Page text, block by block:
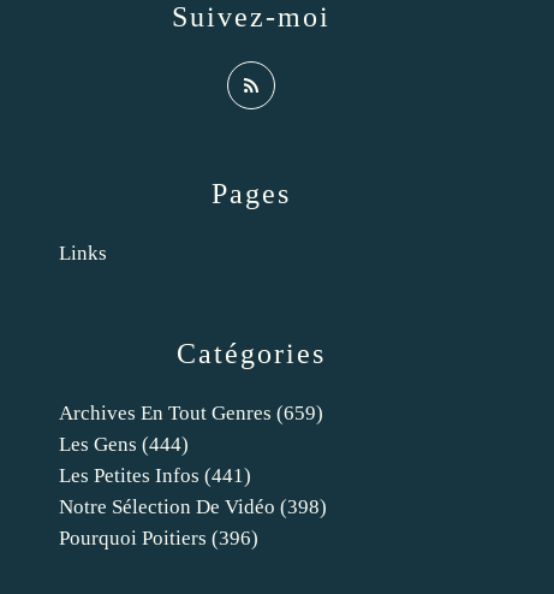
Catégories
Archives En Tout Genres (659)
Les Gens (444)
Les Petites Infos (441)
Notre Sélection De Vidéo (398)
Pourquoi Poitiers (396)
Pages
Links
Suivez-moi